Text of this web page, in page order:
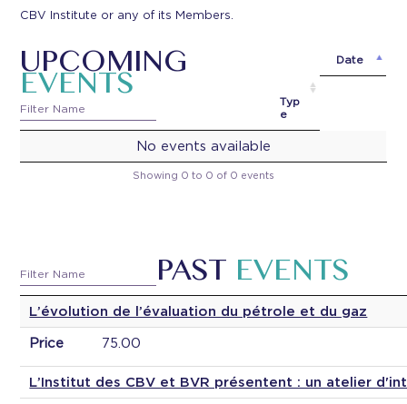
CBV Institute or any of its Members.
UPCOMING
EVENTS
Typ
e
Date
No events available
Showing 0 to 0 of 0 events
PAST EVENTS
L’évolution de l’évaluation du pétrole et du gaz
Price
75.00
L’Institut des CBV et BVR présentent : un atelier